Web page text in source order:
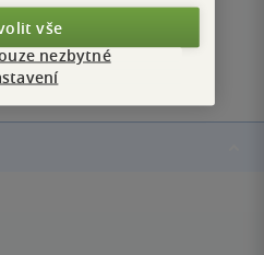
hodnocení
vše
nezbytné